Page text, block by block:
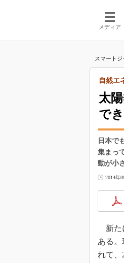
メディア
スマートジ
太
で
自然エ
日本で
集まっ
動が小
2014年
新た
ある
れて